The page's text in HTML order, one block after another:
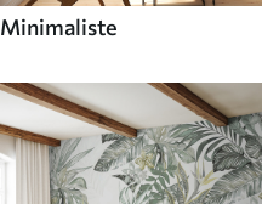
Minimaliste